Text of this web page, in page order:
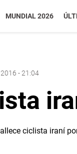
MUNDIAL 2026
- 21:04